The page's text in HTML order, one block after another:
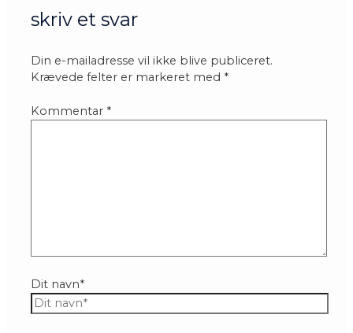
skriv et svar
Din e-mailadresse vil ikke blive publiceret.
Krævede felter er markeret med *
Kommentar *
Dit navn*